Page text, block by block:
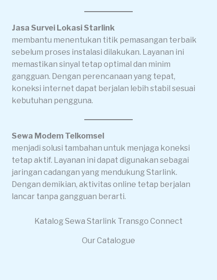
Jasa Survei Lokasi Starlink
membantu menentukan titik pemasangan terbaik
sebelum proses instalasi dilakukan. Layanan ini
memastikan sinyal tetap optimal dan minim
gangguan. Dengan perencanaan yang tepat,
koneksi internet dapat berjalan lebih stabil sesuai
kebutuhan pengguna.
Sewa Modem Telkomsel
menjadi solusi tambahan untuk menjaga koneksi
tetap aktif. Layanan ini dapat digunakan sebagai
jaringan cadangan yang mendukung Starlink.
Dengan demikian, aktivitas online tetap berjalan
lancar tanpa gangguan berarti.
Katalog Sewa Starlink Transgo Connect
Our Catalogue